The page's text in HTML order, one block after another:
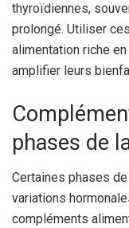
thyroïdiennes,
prolongé. Utiliser
alimentation riche
amplifier leurs
phases de
Certaines phases
variations
compléments